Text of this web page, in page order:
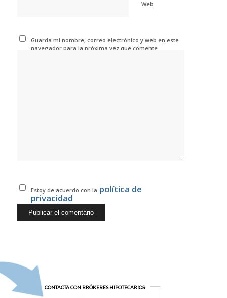
Web
Guarda mi nombre, correo electrónico y web en este
navegador para la próxima vez que comente.
Estoy de acuerdo con la política de
privacidad